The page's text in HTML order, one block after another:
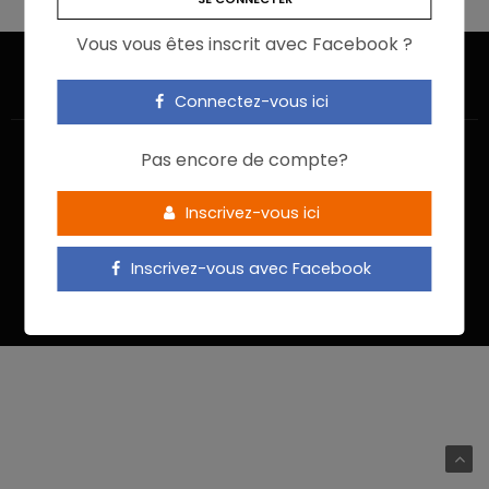
Vous vous êtes inscrit avec Facebook ?
Connectez-vous ici
Pas encore de compte?
Inscrivez-vous ici
Inscrivez-vous avec Facebook
ACCUEIL JE M’INSCRIS
NOUS CONTACTER
MENTIONS LÉGALES
POLITIQUE DE CONFIDENTIALITÉ
Food In Action © 2022